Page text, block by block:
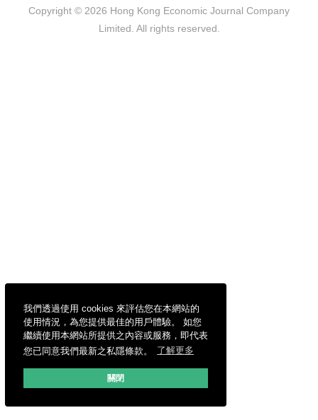
我們透過使用 cookies 來評估您在本網站的
使用情況，為您提供最佳的用戶體驗。 如您
繼續使用本網站所提供之內容或服務，即代表
您已同意我們最新之私隱條款。
了解更多
關閉
Copyright © 2026 Hong Kong Economic Journal Company
Limited. All rights reserved.